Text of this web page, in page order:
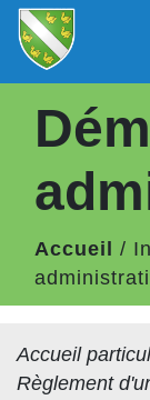
Accueil /
Accueil
Règlement